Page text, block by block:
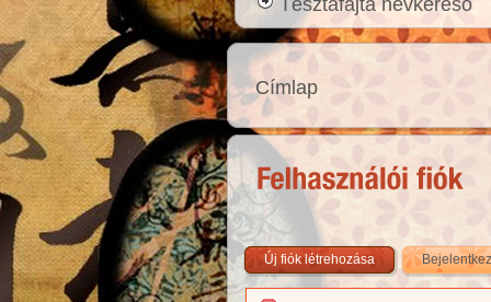
Címlap
Új fiók létrehozása